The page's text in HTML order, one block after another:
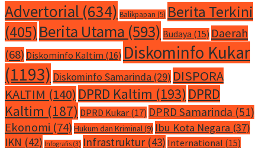
Advertorial (634) Balikpapan (5) Berita Terkini
(405)Berita Utama (593) Budaya (15) Daerah
(68) Diskominfo Kaltim (16) Diskominfo Kukar
(1193) Diskominfo Samarinda (29) DISPORA
KALTIM (140) DPRD Kaltim (193) DPRD
Kaltim (187) DPRD Kukar (17) DPRD Samarinda (51)
Ekonomi (74) Hukum dan Kriminal(9) Ibu Kota Negara (37)
IKN (42) Infografis (3) Infrastruktur (43) International (15)